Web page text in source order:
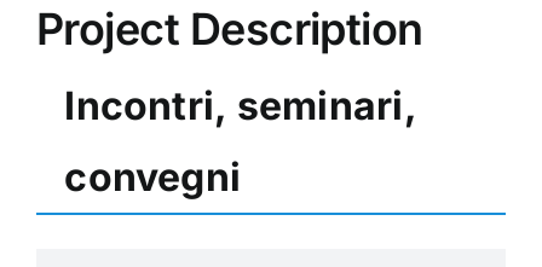
Project Description
Incontri, seminari,
convegni